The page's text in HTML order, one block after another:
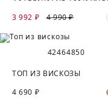
3 992 ₽
4 990 ₽
42464850
ТОП ИЗ ВИСКОЗЫ
4 690 ₽